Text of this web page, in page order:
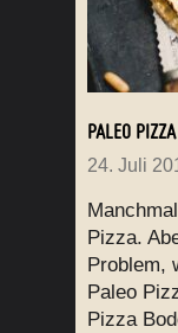
PALEO PIZZA
24. Juli
Pizza.
Problem,
Paleo
Pizza